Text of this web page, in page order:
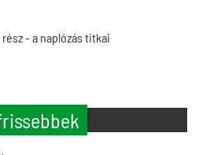
- a naplózás titkai